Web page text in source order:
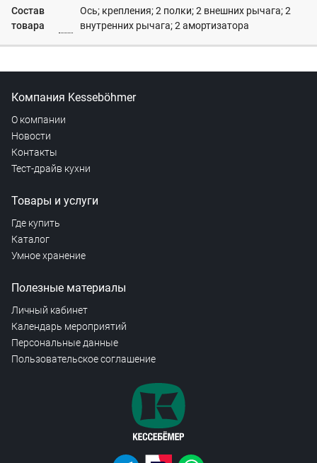
Состав
товара
Ось; крепления; 2 полки; 2 внешних рычага; 2
внутренних рычага; 2 амортизатора
Компания Kesseböhmer
О компании
Новости
Контакты
Тест-драйв кухни
Товары и услуги
Где купить
Каталог
Умное хранение
Полезные материалы
Личный кабинет
Календарь мероприятий
Персональные данные
Пользовательское соглашение